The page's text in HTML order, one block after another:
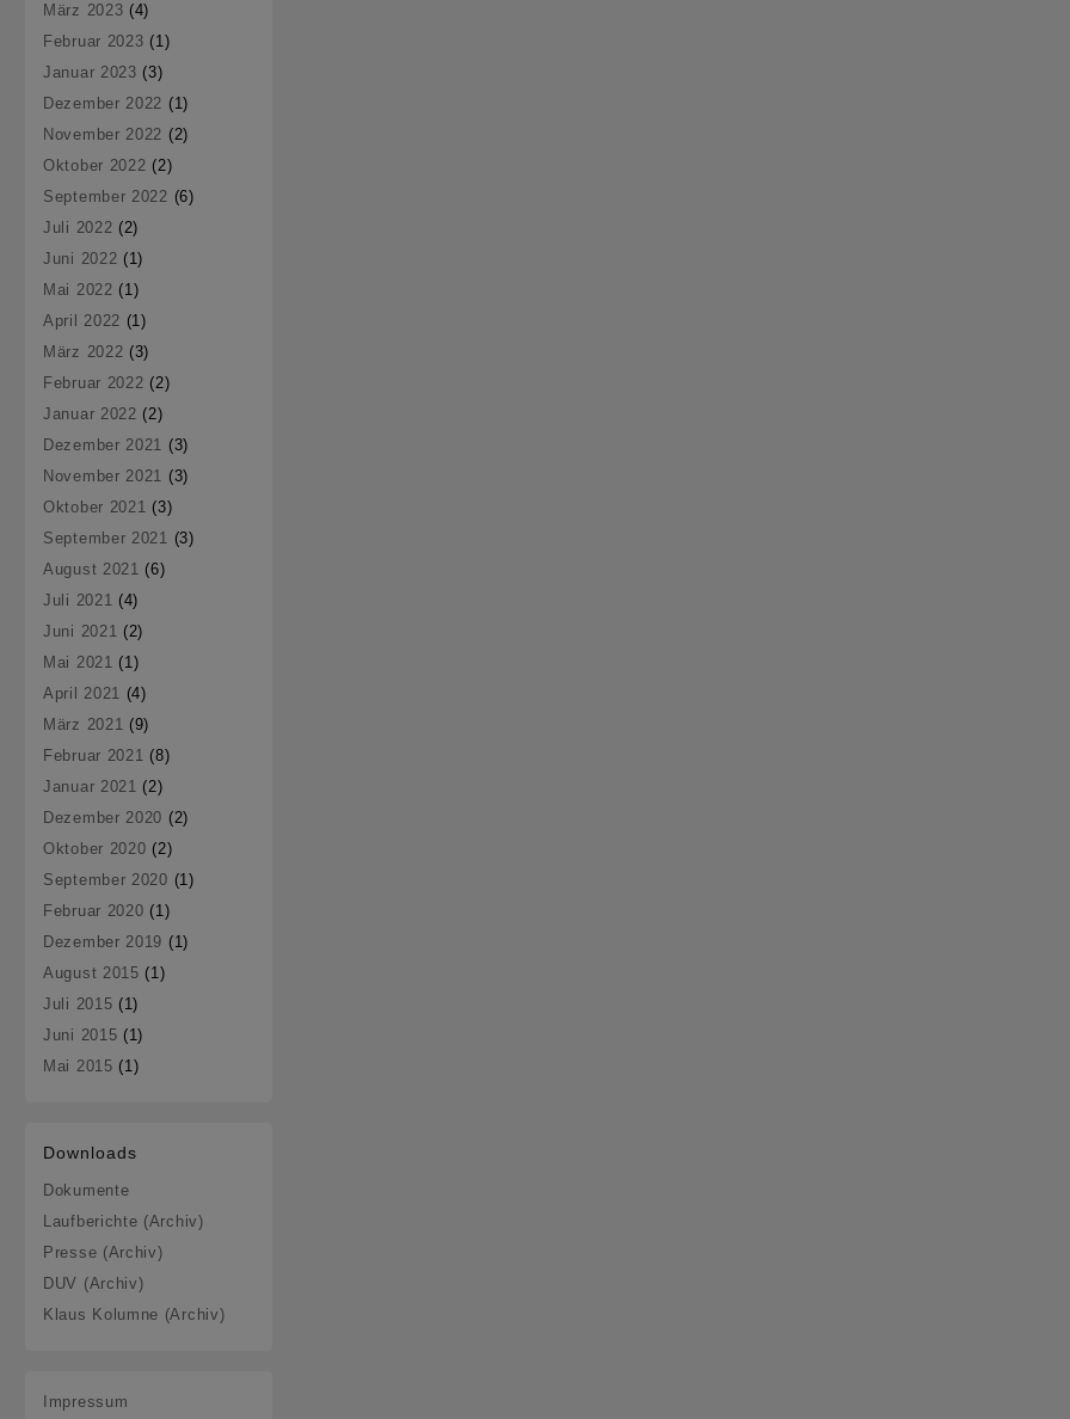
März 2023 (4)
Februar 2023 (1)
Januar 2023 (3)
Dezember 2022 (1)
November 2022 (2)
Oktober 2022 (2)
September 2022 (6)
Juli 2022 (2)
Juni 2022 (1)
Mai 2022 (1)
April 2022 (1)
März 2022 (3)
Februar 2022 (2)
Januar 2022 (2)
Dezember 2021 (3)
November 2021 (3)
Oktober 2021 (3)
September 2021 (3)
August 2021 (6)
Juli 2021 (4)
Juni 2021 (2)
Mai 2021 (1)
April 2021 (4)
März 2021 (9)
Februar 2021 (8)
Januar 2021 (2)
Dezember 2020 (2)
Oktober 2020 (2)
September 2020 (1)
Februar 2020 (1)
Dezember 2019 (1)
August 2015 (1)
Juli 2015 (1)
Juni 2015 (1)
Mai 2015 (1)
Downloads
Dokumente
Laufberichte (Archiv)
Presse (Archiv)
DUV (Archiv)
Klaus Kolumne (Archiv)
Impressum